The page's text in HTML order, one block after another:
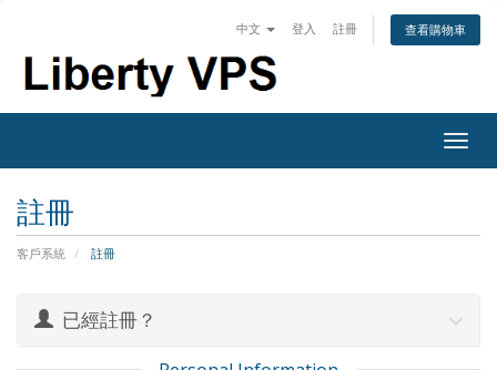
中文 登入 註冊 查看購物車
註冊
客戶系統 註冊
已經註冊？